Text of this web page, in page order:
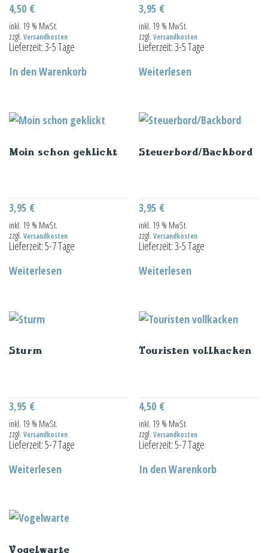
4,50 €
inkl. 19 % MwSt.
zzgl. Versandkosten
Lieferzeit:3-5 Tage
In den Warenkorb
3,95 €
inkl. 19 % MwSt.
zzgl.Versandkosten
Lieferzeit:3-5 Tage
Weiterlesen
Moin schon geklickt
3,95 €
inkl. 19 % MwSt.
zzgl. Versandkosten
Lieferzeit:5-7 Tage
Weiterlesen
Steuerbord/Backbord
3,95 €
inkl. 19 % MwSt.
zzgl.Versandkosten
Lieferzeit:3-5 Tage
Weiterlesen
Sturm
3,95 €
inkl. 19 % MwSt.
zzgl. Versandkosten
Lieferzeit:5-7 Tage
Weiterlesen
Touristen vollkacken
4,50 €
inkl. 19 % MwSt.
zzgl.Versandkosten
Lieferzeit:5-7 Tage
In den Warenkorb
Vogelwarte